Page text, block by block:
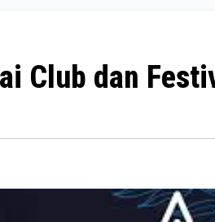
Club dan